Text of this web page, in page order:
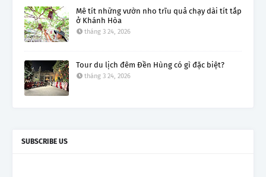
Mê tít những vườn nho trĩu quả chạy dài tít tắp
ở Khánh Hòa
tháng 3 24, 2026
Tour du lịch đêm Đền Hùng có gì đặc biệt?
tháng 3 24, 2026
SUBSCRIBE US